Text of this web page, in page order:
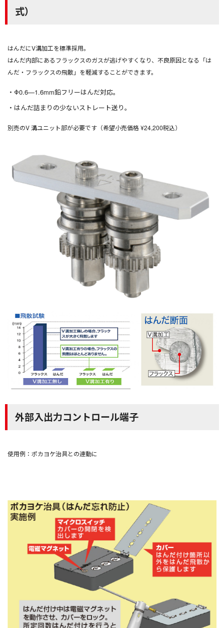
式）
はんだにV溝加工を標準採用。
はんだ内部にあるフラックスのガスが逃げやすくなり、不良原因となる「は
んだ・フラックスの飛散」を軽減することができます。
Φ0.6—1.6mm鉛フリーはんだ対応。
はんだ詰まりの少ないストレート送り。
別売のV 溝ユニット部が必要です（希望小売価格 ¥24,200税込）
外部入出力コントロール端子
使用例：ポカヨケ治具との連動に